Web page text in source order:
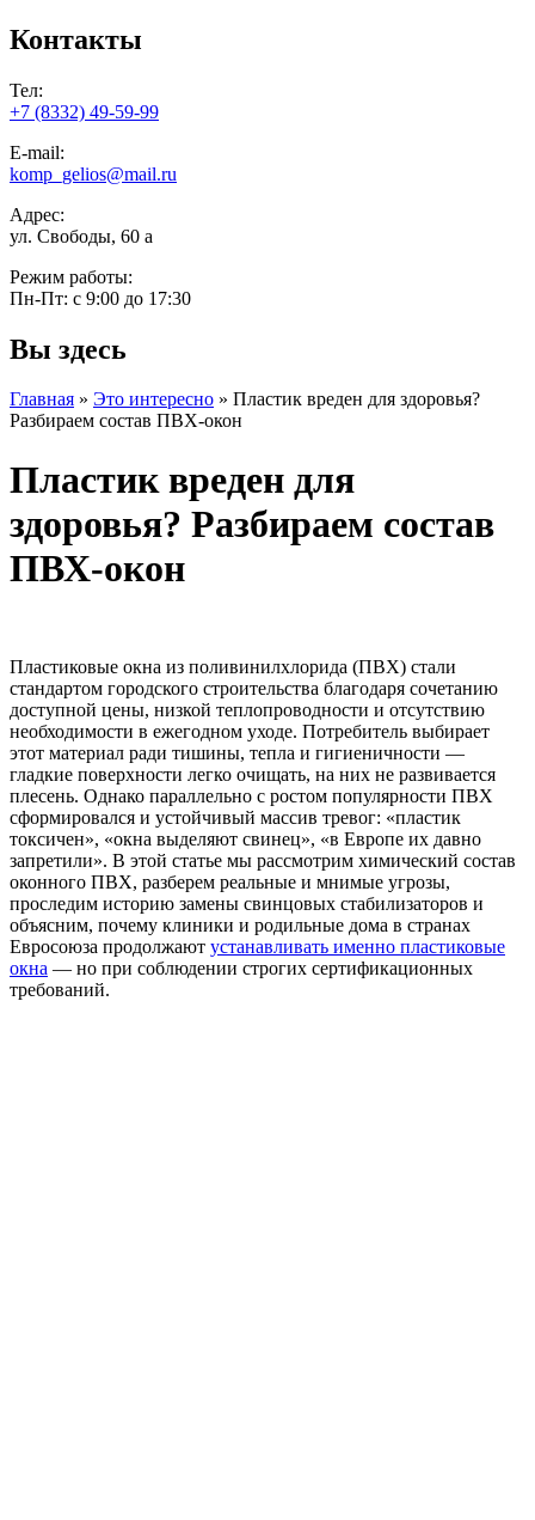
Контакты
Тел:
+7 (8332) 49-59-99
E-mail:
komp_gelios@mail.ru
Адрес:
ул. Свободы, 60 а
Режим работы:
Пн-Пт: с 9:00 до 17:30
Вы здесь
Главная » Это интересно » Пластик вреден для здоровья?
Разбираем состав ПВХ-окон
Пластик вреден для
здоровья? Разбираем состав
ПВХ-окон
Пластиковые окна из поливинилхлорида (ПВХ) стали
стандартом городского строительства благодаря сочетанию
доступной цены, низкой теплопроводности и отсутствию
необходимости в ежегодном уходе. Потребитель выбирает
этот материал ради тишины, тепла и гигиеничности —
гладкие поверхности легко очищать, на них не развивается
плесень. Однако параллельно с ростом популярности ПВХ
сформировался и устойчивый массив тревог: «пластик
токсичен», «окна выделяют свинец», «в Европе их давно
запретили». В этой статье мы рассмотрим химический состав
оконного ПВХ, разберем реальные и мнимые угрозы,
проследим историю замены свинцовых стабилизаторов и
объясним, почему клиники и родильные дома в странах
Евросоюза продолжают устанавливать именно пластиковые
окна — но при соблюдении строгих сертификационных
требований.